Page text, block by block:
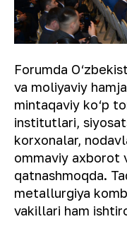
Forumda
va moliyaviy
mintaqaviy ko‘p
institutlari,
korxonalar,
ommaviy axborot
qatnashmoqda.
metallurgiya
vakillari ham